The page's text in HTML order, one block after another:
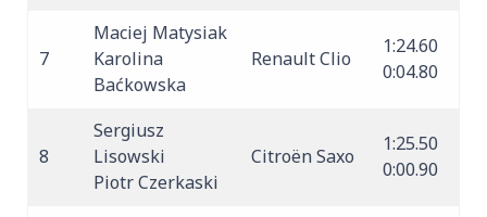
7
Maciej Matysiak
Karolina
Baćkowska
Renault Clio
1:24.60
0:04.80
8
Sergiusz
Lisowski
Piotr Czerkaski
Citroën Saxo
1:25.50
0:00.90